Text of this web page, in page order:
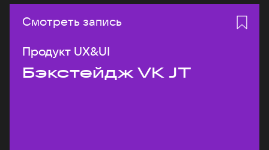
Смотреть запись
Продукт UX&UI
Бэкстейдж VK JT